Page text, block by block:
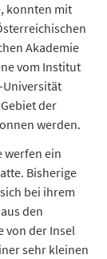
konnten mit
Akademie
vom Institut
Universität
der
werden.
werfen ein
Bisherige
bei ihrem
den
von der Insel
sehr kleinen